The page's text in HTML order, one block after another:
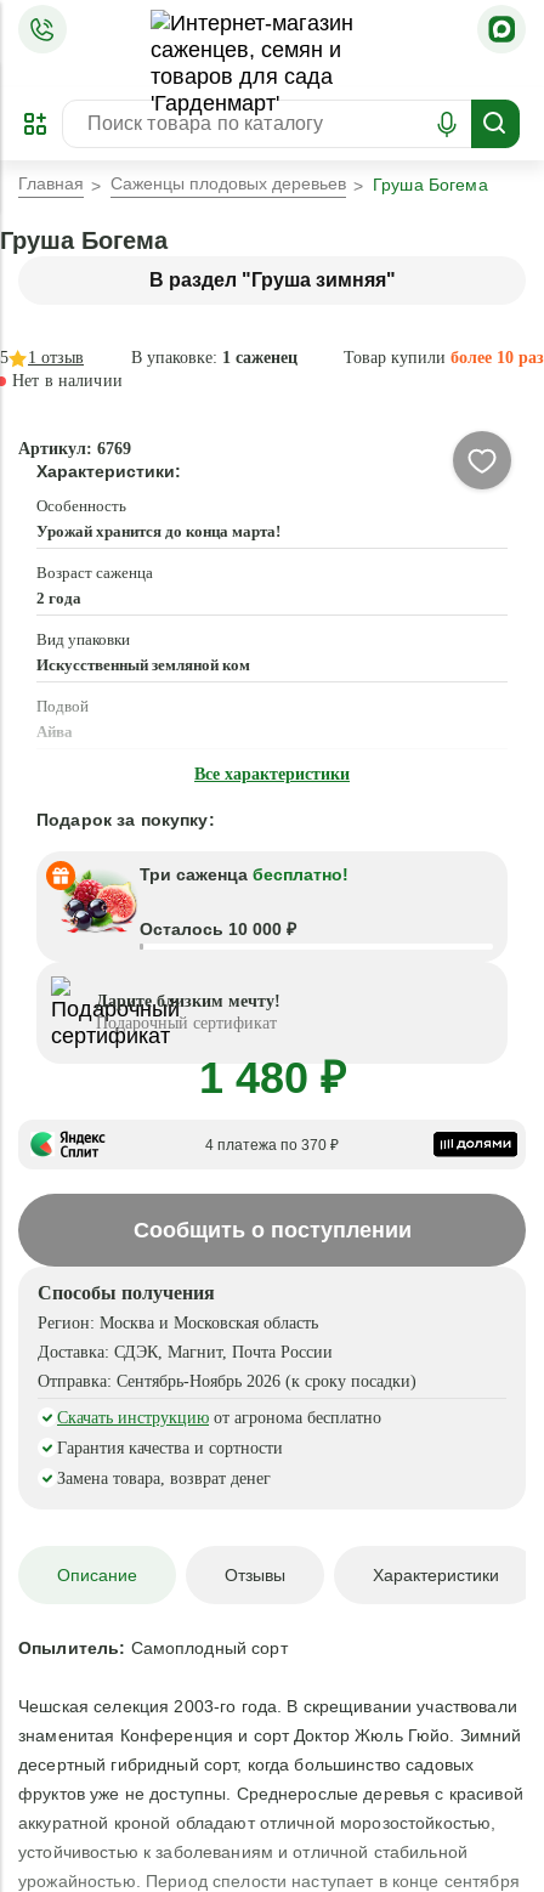
ПРЕДЗАКАЗ
ЗАБРОНИРОВАТЬ
ЛУЧШЕЕ
Главная Саженцы плодовых деревьев Груша Богема
В раздел "Груша зимняя"
Груша Богема
В упаковке: 1 саженец Товар купили более 10 раз
5 1 отзыв
Нет в наличии
Артикул: 6769
Характеристики:
Особенность
Урожай хранится до конца марта!
Возраст саженца
2 года
Вид упаковки
Искусственный земляной ком
Подвой
Айва
Все характеристики
Подарок за покупку:
Три саженца бесплатно!
Осталось 10 000 ₽
Дарите близким мечту!
Подарочный сертификат
1 480 ₽
4 платежа по 370 ₽
Сообщить о поступлении
Способы получения
Регион: Москва и Московская область
Доставка: СДЭК, Магнит, Почта России
Отправка: Сентябрь-Ноябрь 2026 (к сроку посадки)
Скачать инструкцию от агронома бесплатно
Гарантия качества и сортности
Замена товара, возврат денег
Описание Отзывы Характеристики
Опылитель: Самоплодный сорт
Чешская селекция 2003-го года. В скрещивании участвовали
знаменитая Конференция и сорт Доктор Жюль Гюйо. Зимний
десертный гибридный сорт, когда большинство садовых
фруктов уже не доступны. Среднерослые деревья с красивой
аккуратной кроной обладают отличной морозостойкостью,
устойчивостью к заболеваниям и отличной стабильной
урожайностью. Период спелости наступает в конце сентября